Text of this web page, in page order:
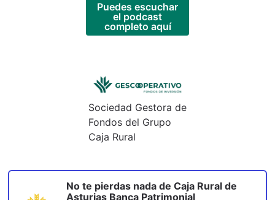
Puedes escuchar
el podcast
completo aquí
Sociedad Gestora de
Fondos del Grupo
Caja Rural
No te pierdas nada de Caja Rural de
Asturias Banca Patrimonial